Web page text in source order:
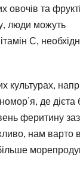
овочів та
люди можуть
С,
культурах,
де дієта
феритину
нам варто